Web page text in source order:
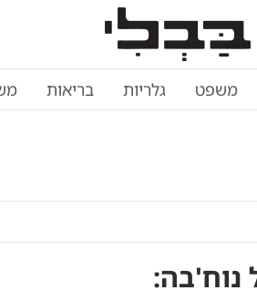
משפט גלריות בריאות
נוח'בה: